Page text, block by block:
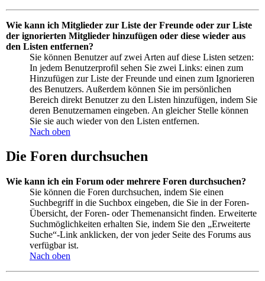
Wie kann ich Mitglieder zur Liste der Freunde oder zur Liste
der ignorierten Mitglieder hinzufügen oder diese wieder aus
den Listen entfernen?
Sie können Benutzer auf zwei Arten auf diese Listen setzen:
In jedem Benutzerprofil sehen Sie zwei Links: einen zum
Hinzufügen zur Liste der Freunde und einen zum Ignorieren
des Benutzers. Außerdem können Sie im persönlichen
Bereich direkt Benutzer zu den Listen hinzufügen, indem Sie
deren Benutzernamen eingeben. An gleicher Stelle können
Sie sie auch wieder von den Listen entfernen.
Nach oben
Die Foren durchsuchen
Wie kann ich ein Forum oder mehrere Foren durchsuchen?
Sie können die Foren durchsuchen, indem Sie einen
Suchbegriff in die Suchbox eingeben, die Sie in der Foren-
Übersicht, der Foren- oder Themenansicht finden. Erweiterte
Suchmöglichkeiten erhalten Sie, indem Sie den „Erweiterte
Suche“-Link anklicken, der von jeder Seite des Forums aus
verfügbar ist.
Nach oben